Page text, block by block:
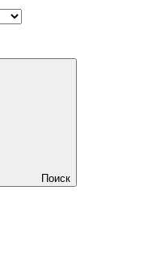
Поиск